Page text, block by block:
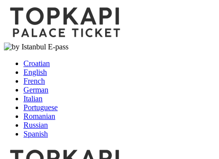
Croatian
English
French
German
Italian
Portuguese
Romanian
Russian
Spanish